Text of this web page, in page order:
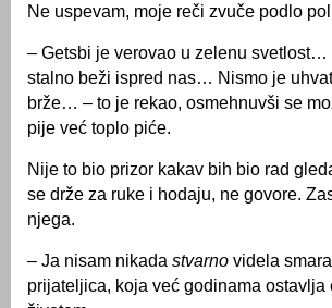
Ne uspevam, moje reči zvuče podlo
– Getsbi je verovao u zelenu
stalno beži ispred nas… Nismo je
brže… – to je rekao, osmehnuvši se
pije već toplo piće.
Nije to bio prizor kakav bih bio rad
se drže za ruke i hodaju, ne govore.
njega.
– Ja nisam nikada stvarno videla
prijateljica, koja već godinama